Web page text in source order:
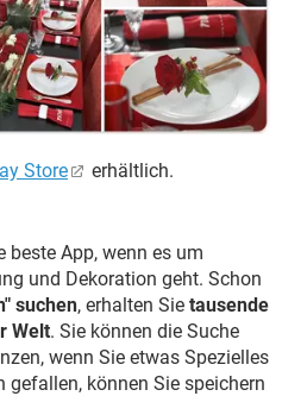
Store erhältlich.
beste App, wenn es um
und Dekoration geht. Schon
suchen, erhalten Sie tausende
Welt. Sie können die Suche
wenn Sie etwas Spezielles
gefallen, können Sie speichern